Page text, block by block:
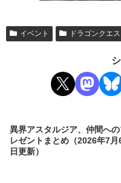
イベント ドラゴンクエ
異界アスタルジア、仲間へ
レゼントまとめ（2026年7月
日更新）